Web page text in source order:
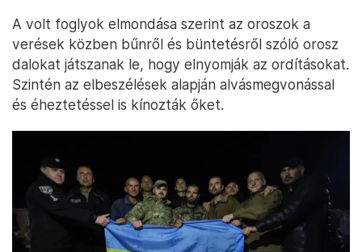
A volt foglyok elmondása szerint az oroszok a
verések közben bűnről és büntetésről szóló orosz
dalokat játszanak le, hogy elnyomják az ordításokat.
Szintén az elbeszélések alapján alvásmegvonással
és éheztetéssel is kínozták őket.